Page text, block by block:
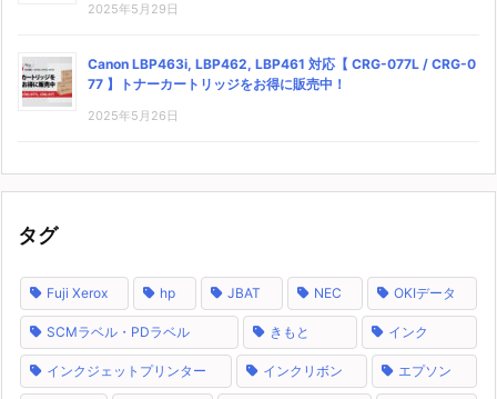
2025年5月29日
Canon LBP463i, LBP462, LBP461 対応【 CRG-077L / CRG-0
77 】トナーカートリッジをお得に販売中！
2025年5月26日
タグ
Fuji Xerox hp JBAT NEC OKIデータ
SCMラベル・PDラベル きもと インク
インクジェットプリンター インクリボン エプソン